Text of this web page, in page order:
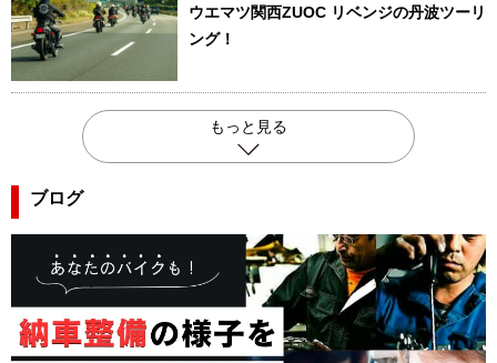
ウエマツ関西ZUOC リベンジの丹波ツーリ
ング！
もっと見る
ブログ